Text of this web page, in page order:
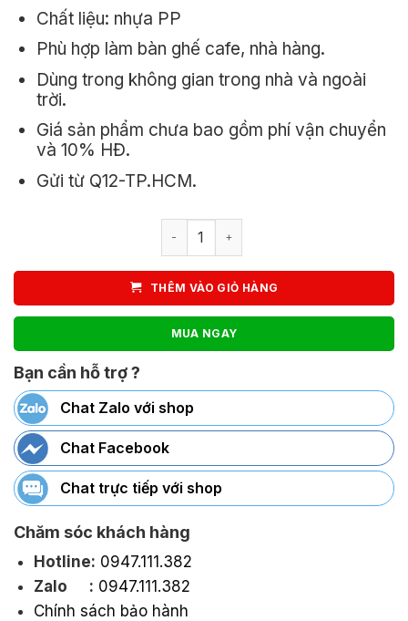
Chất liệu: nhựa PP
Phù hợp làm bàn ghế cafe, nhà hàng.
Dùng trong không gian trong nhà và ngoài
trời.
Giá sản phẩm chưa bao gồm phí vận chuyển
và 10% HĐ.
Gửi từ Q12-TP.HCM.
Bộ Bàn Ghế Cafe Vuông 4 Ghế 3018
THÊM VÀO GIỎ HÀNG
MUA NGAY
Bạn cần hỗ trợ ?
Chat Zalo với shop
Chat Facebook
Chat trực tiếp với shop
Chăm sóc khách hàng
Hotline: 0947.111.382
Zalo : 0947.111.382
Chính sách bảo hành